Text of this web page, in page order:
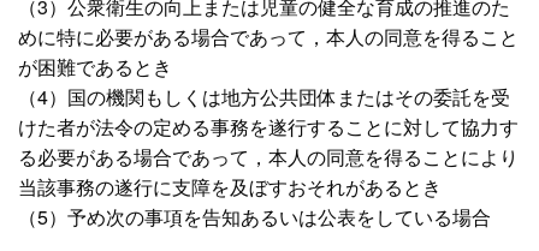
（3）公衆衛生の向上または児童の健全な育成の推進のた
めに特に必要がある場合であって，本人の同意を得ること
が困難であるとき
（4）国の機関もしくは地方公共団体またはその委託を受
けた者が法令の定める事務を遂行することに対して協力す
る必要がある場合であって，本人の同意を得ることにより
当該事務の遂行に支障を及ぼすおそれがあるとき
（5）予め次の事項を告知あるいは公表をしている場合